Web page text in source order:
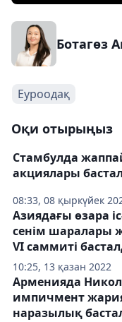
Ботагөз
Еуроодақ
Оқи отырыңыз
08:33, 08 қыркүйек
Стамбулда
акциялары
10:25, 13 қазан 2022
Азиядағы өзара
сенім шаралары
VI саммиті
Арменияда
импичмент
наразылық